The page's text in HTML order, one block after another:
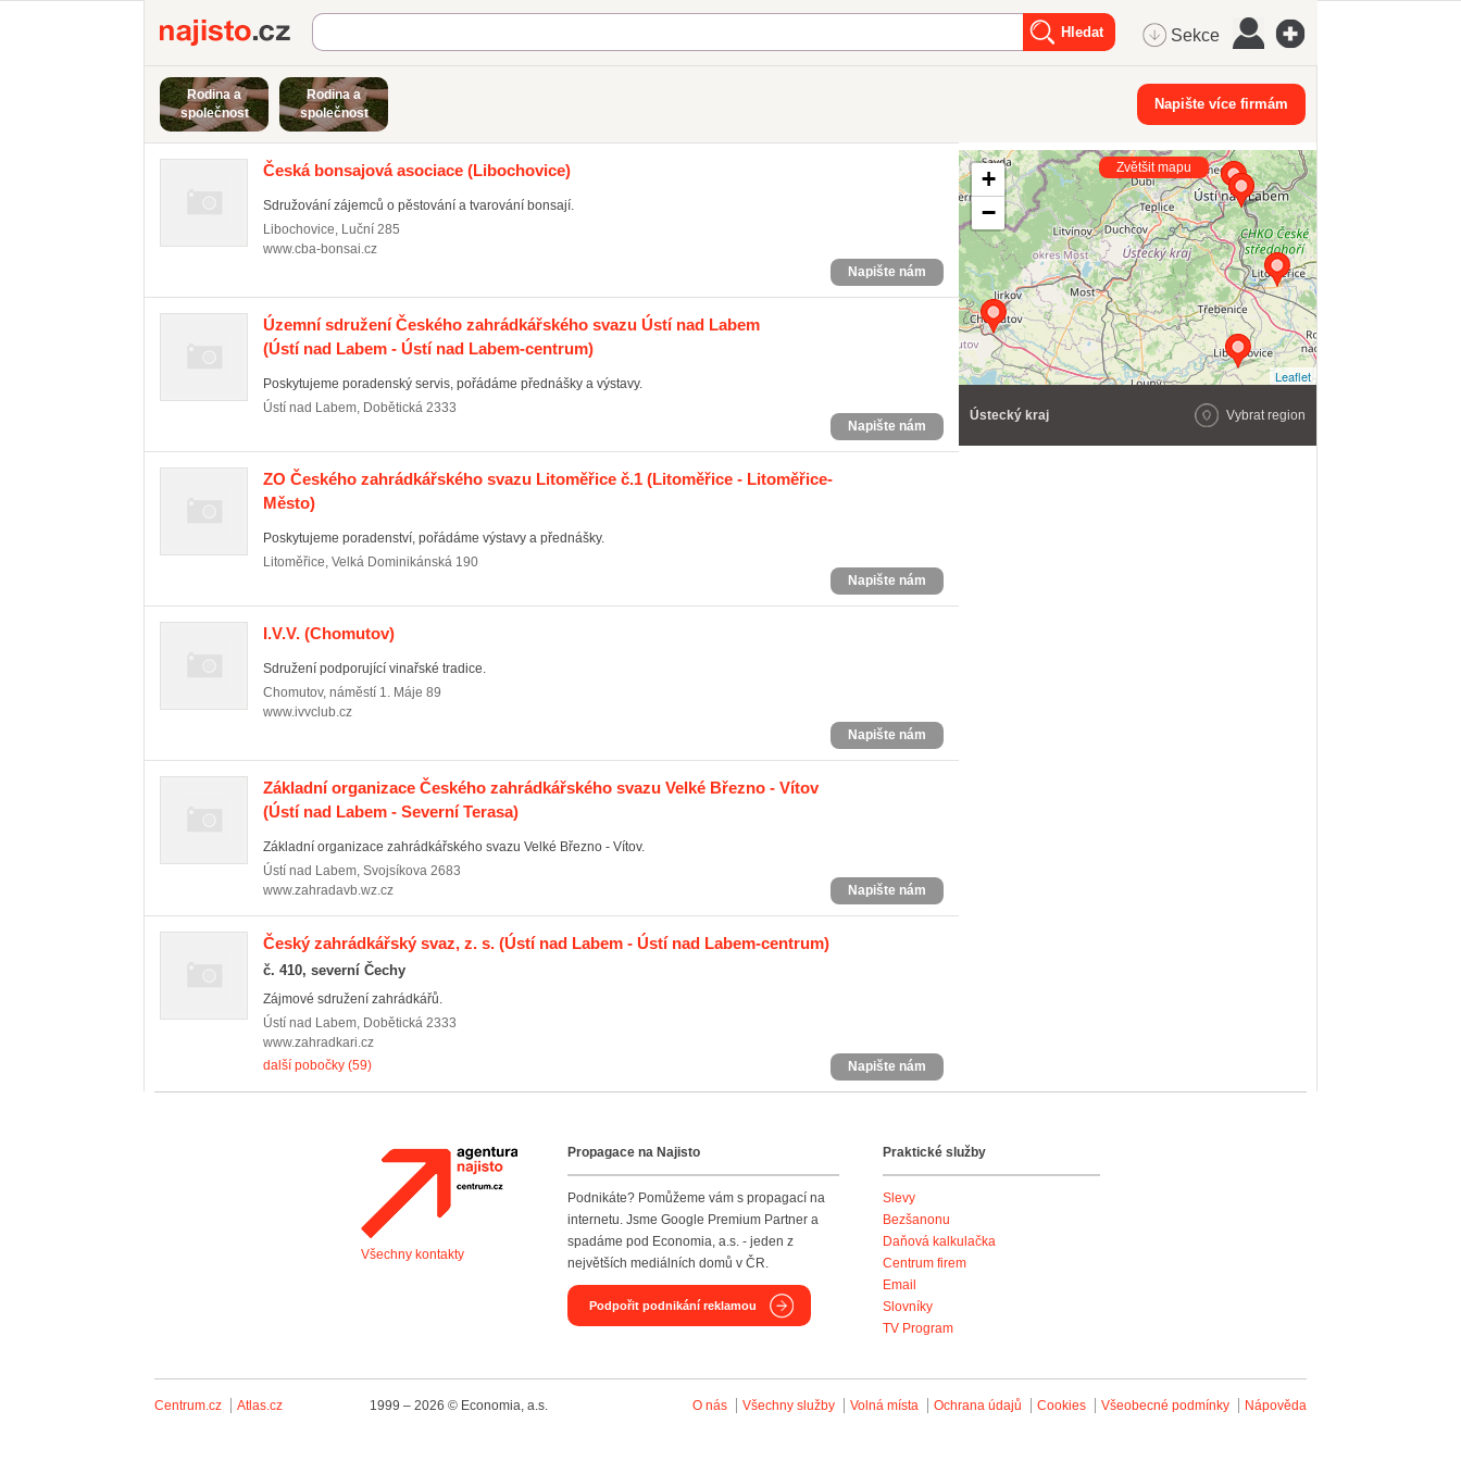
Najisto.cz Sekce
Rodina a
společnost
Rodina a
společnost
Napište více firmám
Česká bonsajová asociace (Libochovice)
Sdružování zájemců o pěstování a tvarování bonsají.
Libochovice, Luční 285
www.cba-bonsai.cz
Napište nám
Územní sdružení Českého zahrádkářského svazu Ústí nad Labem
(Ústí nad Labem - Ústí nad Labem-centrum)
Poskytujeme poradenský servis, pořádáme přednášky a výstavy.
Ústí nad Labem, Dobětická 2333
Napište nám
ZO Českého zahrádkářského svazu Litoměřice č.1 (Litoměřice - Litoměřice-
Město)
Poskytujeme poradenství, pořádáme výstavy a přednášky.
Litoměřice, Velká Dominikánská 190
Napište nám
I.V.V. (Chomutov)
Sdružení podporující vinařské tradice.
Chomutov, náměstí 1. Máje 89
www.ivvclub.cz
Napište nám
Základní organizace Českého zahrádkářského svazu Velké Březno - Vítov
(Ústí nad Labem - Severní Terasa)
Základní organizace zahrádkářského svazu Velké Březno - Vítov.
Ústí nad Labem, Svojsíkova 2683
www.zahradavb.wz.cz
Napište nám
Český zahrádkářský svaz, z. s. (Ústí nad Labem - Ústí nad Labem-centrum)
č. 410, severní Čechy
Zájmové sdružení zahrádkářů.
Ústí nad Labem, Dobětická 2333
www.zahradkari.cz
další pobočky (59)
Napište nám
+
−
Leaflet
Zvětšit mapu
Ústecký kraj Vybrat region
Agentura Najisto
Všechny kontakty
Propagace na Najisto
Podnikáte? Pomůžeme vám s propagací na
internetu. Jsme Google Premium Partner a
spadáme pod Economia, a.s. - jeden z
největších mediálních domů v ČR.
Podpořit podnikání reklamou
Praktické služby
Slevy
Bezšanonu
Daňová kalkulačka
Centrum firem
Email
Slovníky
TV Program
Centrum.cz Atlas.cz 1999 – 2026 © Economia, a.s. O nás Všechny služby Volná místa Ochrana údajů Cookies Všeobecné podmínky Nápověda